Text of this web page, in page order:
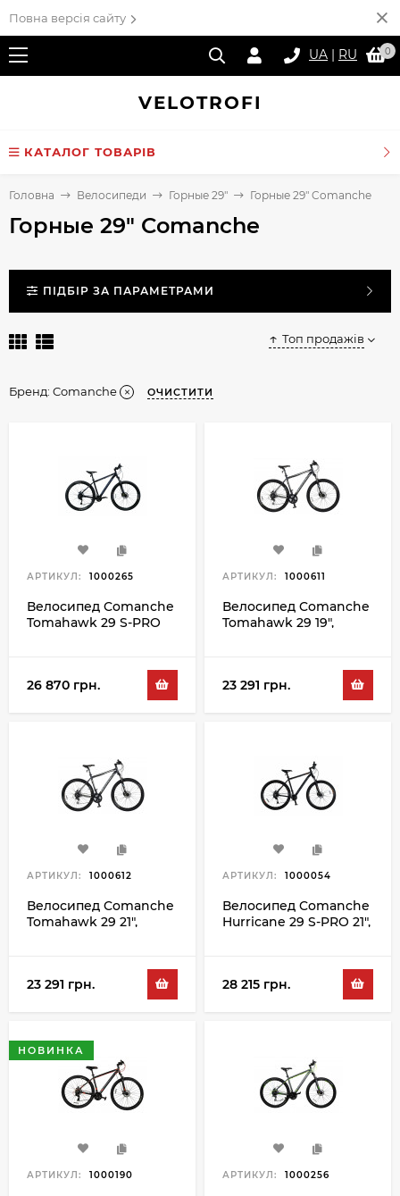
Повна версія сайту
UA | RU 0
VELOTROFI
КАТАЛОГ ТОВАРІВ
Головна Велосипеди Горные 29" Горные 29" Comanche
Горные 29" Comanche
ПІДБІР ЗА ПАРАМЕТРАМИ
Топ продажів
Бренд: Comanche ОЧИСТИТИ
АРТИКУЛ: 1000265
Велосипед Comanche
Tomahawk 29 S-PRO
26 870 грн.
АРТИКУЛ: 1000611
Велосипед Comanche
Tomahawk 29 19",
23 291 грн.
АРТИКУЛ: 1000612
Велосипед Comanche
Tomahawk 29 21",
23 291 грн.
АРТИКУЛ: 1000054
Велосипед Comanche
Hurricane 29 S-PRO 21",
28 215 грн.
НОВИНКА
АРТИКУЛ: 1000190 АРТИКУЛ: 1000256